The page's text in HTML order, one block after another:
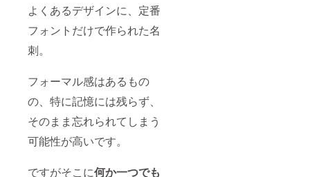
よくあるデザインに、定番
フォントだけで作られた名
刺。
フォーマル感はあるもの
の、特に記憶には残らず、
そのまま忘れられてしまう
可能性が高いです。
ですがそこに何か一つでも